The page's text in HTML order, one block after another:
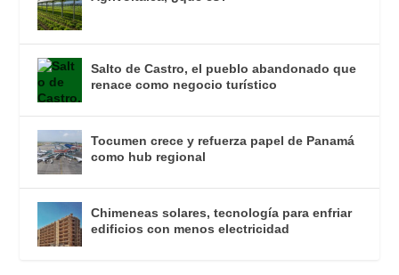
Salto de Castro, el pueblo abandonado que
renace como negocio turístico
Tocumen crece y refuerza papel de Panamá
como hub regional
Chimeneas solares, tecnología para enfriar
edificios con menos electricidad